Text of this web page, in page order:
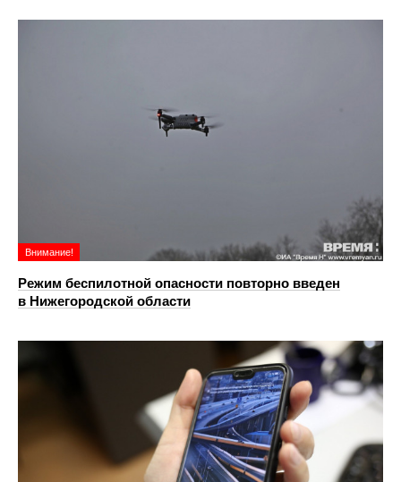
Внимание!
Режим беспилотной опасности повторно введен
в Нижегородской области